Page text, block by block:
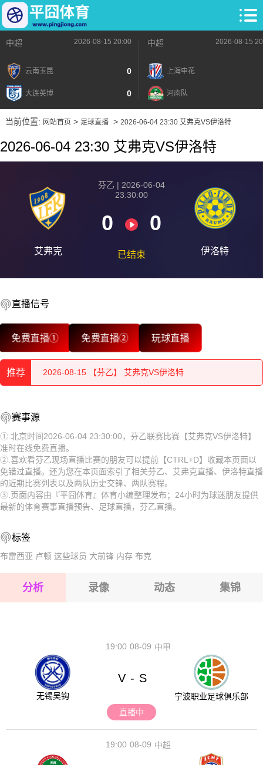
中超 2026-08-15 20:00
云南玉昆 0
大连英博 0
中超 2026-08-15
上海申花
河南队
当前位置: 网站首页> 足球直播> 2026-06-04 23:30 艾弗克VS伊洛特
2026-06-04 23:30 艾弗克VS伊洛特
艾弗克
芬乙 | 2026-06-04
23:30:00
0 0
已结束 伊洛特
直播信号
免费直播① 免费直播② 玩球直播
推荐
2026-08-15 【芬乙】 艾弗克VS伊洛特
2026-08-15 【芬乙】 艾弗克VS伊洛特
2026-08-15 【芬乙】 艾弗克VS伊洛特
2026-08-15 【芬乙】 艾弗克VS伊洛特
2026-08-15 【芬乙】 艾弗克VS伊洛特
2026-08-15 【芬乙】 艾弗克VS伊洛特
2026-08-15 【芬乙】 艾弗克VS伊洛特
2026-08-15 【芬乙】 艾弗克VS伊洛特
2026-08-15 【芬乙】 艾弗克VS伊洛特
2026-08-15 【芬乙】 艾弗克VS伊洛特
赛事源
①.北京时间2026-06-04 23:30:00，芬乙联赛比赛【艾弗克VS伊洛特】
准时在线免费直播。
②.喜欢看芬乙现场直播比赛的朋友可以提前【CTRL+D】收藏本页面以
免错过直播。还为您在本页面索引了相关芬乙、艾弗克直播、伊洛特直播
的近期比赛列表以及两队历史交锋、两队赛程。
③.页面内容由『平囧体育』体育小编整理发布；24小时为球迷朋友提供
最新的体育赛事直播预告、足球直播，芬乙直播。
标签
布雷西亚 卢顿 这些球员 大前锋 内存 布克
分析 录像 动态 集锦
08-09
19:00 中甲
无锡吴钩
V - S
宁波职业足球俱乐部
直播中
08-09
19:00 中超